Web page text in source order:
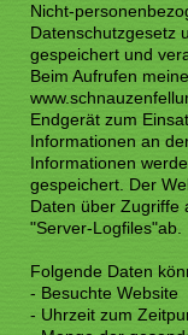
Nicht-
Datenschutzgesetz
gespeichert und
Beim Aufrufen
Endgerät zum
Informationen an
Informationen
gespeichert. Der
Daten über Zugriffe
"Server-Logfiles"ab.
Folgende Daten
- Besuchte Website
- Uhrzeit zum